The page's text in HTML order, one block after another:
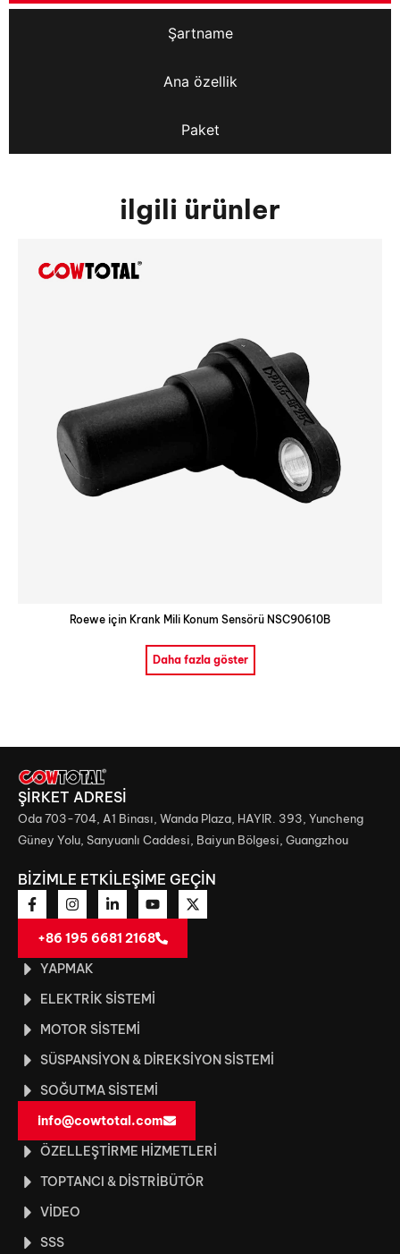
Şartname
Ana özellik
Paket
ilgili ürünler
Roewe için Krank Mili Konum Sensörü NSC90610B
Daha fazla göster
ŞİRKET ADRESİ
Oda 703-704, A1 Binası, Wanda Plaza, HAYIR. 393, Yuncheng
Güney Yolu, Sanyuanlı Caddesi, Baiyun Bölgesi, Guangzhou
BİZİMLE ETKİLEŞİME GEÇİN
+86 195 6681 2168
YAPMAK
ELEKTRIK SISTEMI
MOTOR SISTEMI
SÜSPANSIYON & DIREKSIYON SISTEMI
SOĞUTMA SISTEMI
info@cowtotal.com
ÖZELLEŞTIRME HIZMETLERI
TOPTANCI & DISTRIBÜTÖR
VIDEO
SSS